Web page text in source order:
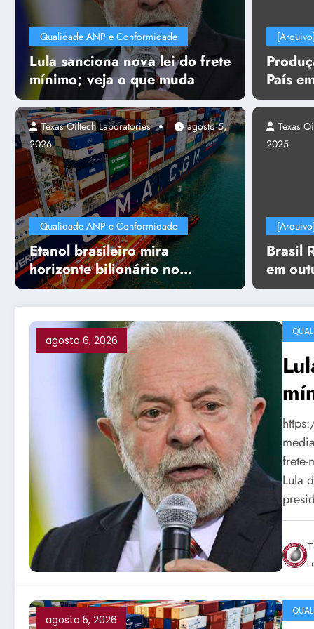
Qualidade ANP e Conformidade
Lula sanciona nova lei do frete
mínimo; veja o que muda
Qualidade ANP e Conformidade
Etanol brasileiro mira
horizonte bilionário no
transporte marítimo
Texas Oiltech Laboratories
agosto 5,
2026
[Arquivo]
País
junho
boed
[Arquivo]
Brasil
em
Texas
2025
agosto 6, 2026
frete-
Lula
agosto 5, 2026